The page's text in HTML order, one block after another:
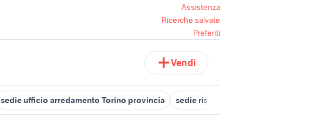
Assistenza
Ricerche salvate
Preferiti
Vendi
sedie ufficio arredamento Torino provincia sedie ristorante usate